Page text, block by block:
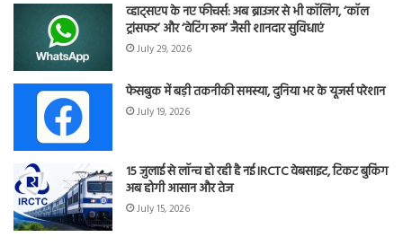
व्हाट्सएप के नए फीचर्स: अब ब्राउजर से भी कॉलिंग, ‘कॉल
ट्रांसफर’ और ‘वेटिंग रूम’ जैसी शानदार सुविधाएं
July 29, 2026
फेसबुक में बड़ी तकनीकी समस्या, दुनिया भर के यूजर्स परेशान
July 19, 2026
15 जुलाई से लॉन्च हो रही है नई IRCTC वेबसाइट, टिकट बुकिंग
अब होगी आसान और तेज
July 15, 2026